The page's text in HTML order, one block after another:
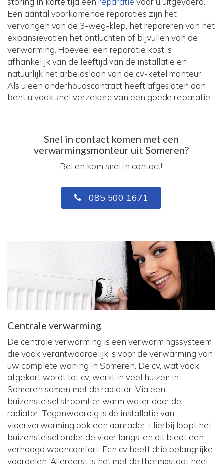
Een aantal voorkomende reparaties zijn het
vervangen van de 3-weg-klep, het repareren van het
expansievat en het ontluchten of bijvullen van de
verwarming. Hoeveel een reparatie kost is
afhankelijk van de leeftijd van de installatie en
natuurlijk het arbeidsloon van de cv-ketel monteur.
Als u een onderhoudscontract heeft afgesloten dan
bent u vaak snel verzekerd van een goede reparatie.
Snel in contact komen met een
verwarmingsmonteur uit Someren?
Bel en kom snel in contact!
085 500 1671
Centrale verwarming
De centrale verwarming is een verwarmingssysteem
die vaak verantwoordelijk is voor de verwarming van
uw complete woning in Someren. De cv, wat vaak
afgekort wordt tot cv, werkt in veel huizen in
Someren samen met de radiator. Via een
buizenstelsel stroomt er warm water door de
radiator. Tegenwoordig is de installatie van
vloerverwarming ook een aanrader. Hierbij loopt het
buizenstelsel onder de vloer langs, en dit biedt een
verhoogd wooncomfort. Een cv heeft drie belangrijke
voordelen. Allereerst is het met de thermostaat heel